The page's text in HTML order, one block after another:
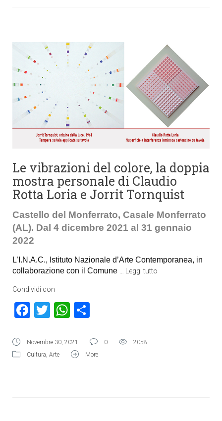
Le vibrazioni del colore, la doppia
mostra personale di Claudio
Rotta Loria e Jorrit Tornquist
Castello del Monferrato, Casale Monferrato
(AL). Dal 4 dicembre 2021 al 31 gennaio
2022
L’ I.N.A.C., Istituto Nazionale d’Arte Contemporanea, in
collaborazione con il Comune
Leggi tutto
Condividi con
Facebook
TwitterWhatsApp
Novembre 30, 2021 0
2058
Cultura, Arte More